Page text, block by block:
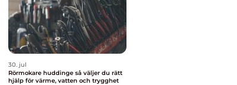
30. jul
Rörmokare huddinge så väljer du rätt
hjälp för värme, vatten och trygghet